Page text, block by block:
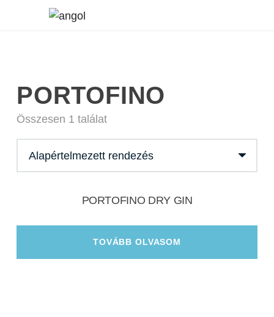
PORTOFINO
Összesen 1 találat
PORTOFINO DRY GIN
TOVÁBB OLVASOM